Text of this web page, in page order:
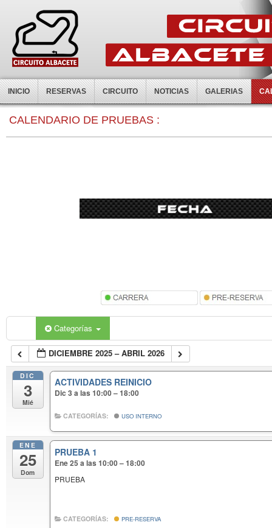
INICIO RESERVAS CIRCUITO NOTICIAS GALERIAS
CALENDARIO DE PRUEBAS :
Categorías
DICIEMBRE 2025 – ABRIL 2026
DIC
3
Mié
ACTIVIDADES REINICIO
Dic 3 a las 10:00 – 18:00
CATEGORÍAS: USO INTERNO
ENE
25
Dom
PRUEBA 1
Ene 25 a las 10:00 – 18:00
PRUEBA
CATEGORÍAS: PRE-RESERVA